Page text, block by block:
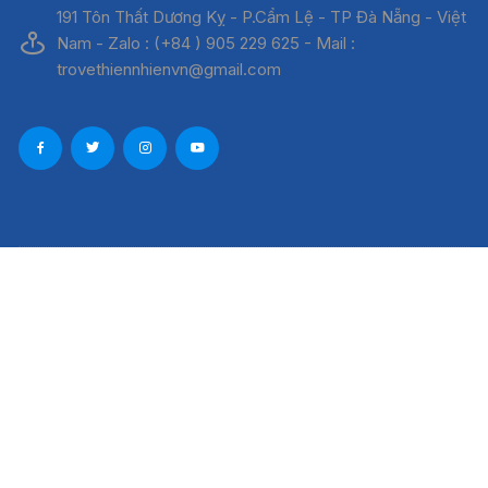
191 Tôn Thất Dương Kỵ - P.Cẩm Lệ - TP Đà Nẵng - Việt
Nam - Zalo : (+84 ) 905 229 625 - Mail :
trovethiennhienvn@gmail.com